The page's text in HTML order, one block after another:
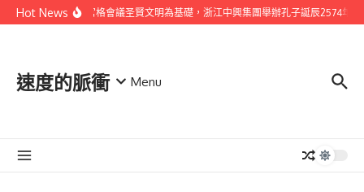
Skip to content
Hot News以找九宮格會議圣賢文明為基礎，浙江中興集團舉辦孔子誕辰2574年祭
速度的脈衝 Menu